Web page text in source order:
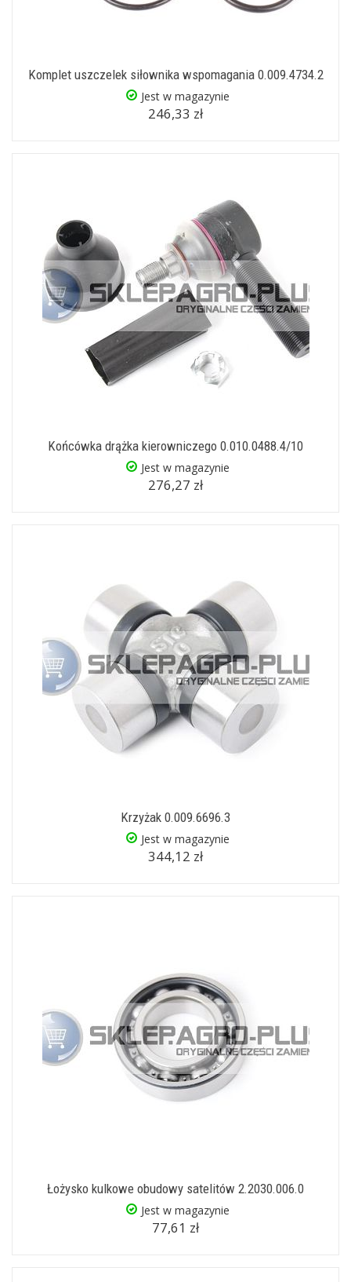
Komplet uszczelek siłownika wspomagania 0.009.4734.2
Jest w magazynie
246,33 zł
Końcówka drążka kierowniczego 0.010.0488.4/10
Jest w magazynie
276,27 zł
Krzyżak 0.009.6696.3
Jest w magazynie
344,12 zł
Łożysko kulkowe obudowy satelitów 2.2030.006.0
Jest w magazynie
77,61 zł